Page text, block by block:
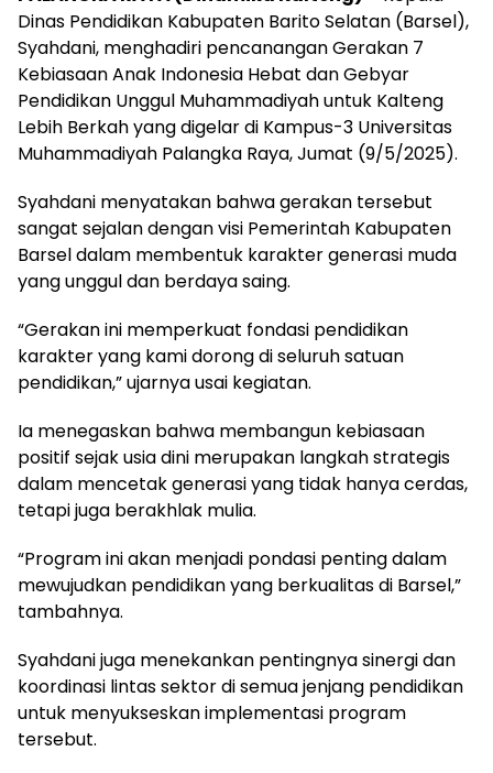
Dinas Pendidikan Kabupaten Barito Selatan (Barsel),
Syahdani, menghadiri pencanangan Gerakan 7
Kebiasaan Anak Indonesia Hebat dan Gebyar
Pendidikan Unggul Muhammadiyah untuk Kalteng
Lebih Berkah yang digelar di Kampus-3 Universitas
Muhammadiyah Palangka Raya, Jumat (9/5/2025).
Syahdani menyatakan bahwa gerakan tersebut
sangat sejalan dengan visi Pemerintah Kabupaten
Barsel dalam membentuk karakter generasi muda
yang unggul dan berdaya saing.
“Gerakan ini memperkuat fondasi pendidikan
karakter yang kami dorong di seluruh satuan
pendidikan,” ujarnya usai kegiatan.
Ia menegaskan bahwa membangun kebiasaan
positif sejak usia dini merupakan langkah strategis
dalam mencetak generasi yang tidak hanya cerdas,
tetapi juga berakhlak mulia.
“Program ini akan menjadi pondasi penting dalam
mewujudkan pendidikan yang berkualitas di Barsel,”
tambahnya.
Syahdani juga menekankan pentingnya sinergi dan
koordinasi lintas sektor di semua jenjang pendidikan
untuk menyukseskan implementasi program
tersebut.